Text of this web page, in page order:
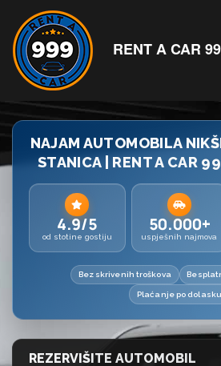
RENT A CAR
NAJAM AUTOMOBILA
STANICA | RENT A CAR
4.9/5
od stotine gostiju
50.000+
uspješnih najmova
Bez skrivenih troškova
Plaćanje po dolasku
REZERVIŠITE AUTOMOBIL